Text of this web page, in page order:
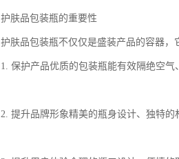
护肤品包装瓶的重要性
护肤品包装瓶不仅仅是盛装产品的容器，
1. 保护产品优质的包装瓶能有效隔绝空
2. 提升品牌形象精美的瓶身设计、独特